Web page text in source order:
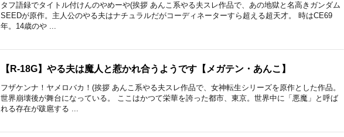
タフ語録でタイトル付けんのやめーや(挨拶 あんこ系やる夫スレ作品で、あの地獄と名高きガンダム
SEEDが原作。主人公のやる夫はナチュラルだがコーディネーターすら超える超天才。 時はCE69
年。14歳のや ...
【R-18G】やる夫は魔人と惹かれ合うようです【メガテン・あんこ】
フザケンナ！ヤメロバカ！(挨拶 あんこ系やる夫スレ作品で、女神転生シリーズを原作とした作品。
世界崩壊後が舞台になっている。 ここはかつて栄華を誇った都市、東京。世界中に「悪魔」と呼ば
れる存在が跋扈する ...